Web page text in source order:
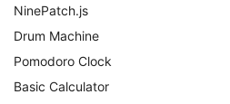
NinePatch.js
Drum Machine
Pomodoro Clock
Basic Calculator